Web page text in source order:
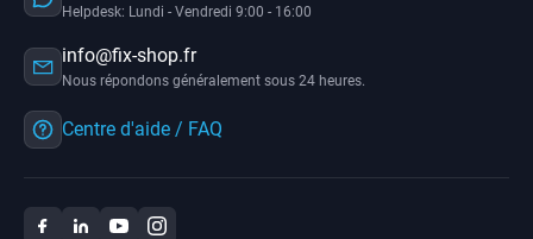
Helpdesk: Lundi - Vendredi 9:00 - 16:00
info@fix-shop.fr
Nous répondons généralement sous 24 heures.
Centre d'aide / FAQ